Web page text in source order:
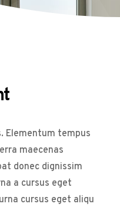
Elementum tempus
maecenas
donec dignissim
a cursus eget
cursus eget aliqu